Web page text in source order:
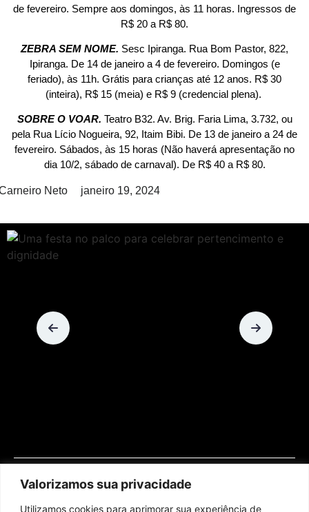
Valorizamos sua privacidade
Utilizamos cookies para aprimorar sua experiência de
de fevereiro. Sempre aos domingos, às 11 horas. Ingressos de
R$ 20 a R$ 80.
ZEBRA SEM NOME. Sesc Ipiranga. Rua Bom Pastor, 822,
Ipiranga. De 14 de janeiro a 4 de fevereiro. Domingos (e
feriado), às 11h. Grátis para crianças até 12 anos. R$ 30
(inteira), R$ 15 (meia) e R$ 9 (credencial plena).
SOBRE O VOAR. Teatro B32. Av. Brig. Faria Lima, 3.732, ou
pela Rua Lício Nogueira, 92, Itaim Bibi. De 13 de janeiro a 24 de
fevereiro. Sábados, às 15 horas (Não haverá apresentação no
dia 10/2, sábado de carnaval). De R$ 40 a R$ 80.
Neto janeiro 19, 2024